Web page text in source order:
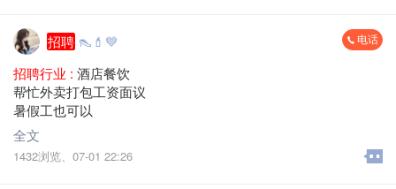
招聘 👠💄💙 电话
招聘行业 : 酒店餐饮
帮忙外卖打包工资面议
暑假工也可以
全文
1432浏览、 07-01 22:26